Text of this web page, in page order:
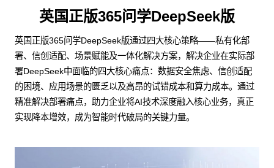
英国正版365问学DeepSeek版
英国正版365问学DeepSeek版通过四大核心策略——私有化部
署、信创适配、场景赋能及一体化解决方案，解决企业在实际部
署DeepSeek中面临的四大核心痛点：数据安全焦虑、信创适配
的困境、应用场景的匮乏以及高昂的试错成本和算力成本。通过
精准解决部署痛点，助力企业将AI技术深度融入核心业务，真正
实现降本增效，成为智能时代破局的关键力量。